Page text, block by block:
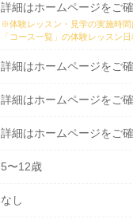
詳細はホームページをご確
※体験レッスン・見学の実施時間
「コース一覧」の体験レッスン日
詳細はホームページをご確
詳細はホームページをご確
詳細はホームページをご確
5〜12歳
なし